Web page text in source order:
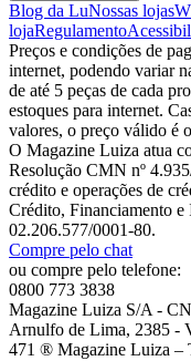
Blog da LuNossas lojas
lojaRegulamento
Preços e condições de
internet, podendo variar
de até 5 peças de cada
estoques para internet.
valores, o preço válido é
O Magazine Luiza atua
Resolução CMN nº
crédito e operações de
Crédito, Financiamento e
02.206.577/0001-80.
Compre pelo chat
ou compre pelo telefone:
0800 773 3838
Magazine Luiza S/A -
Arnulfo de Lima, 2385 -
471 ® Magazine Luiza –